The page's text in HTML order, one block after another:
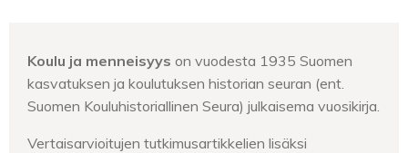
Koulu ja menneisyys on vuodesta 1935 Suomen
kasvatuksen ja koulutuksen historian seuran (ent.
Suomen Kouluhistoriallinen Seura) julkaisema vuosikirja.
Vertaisarvioitujen tutkimusartikkelien lisäksi